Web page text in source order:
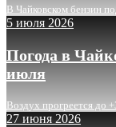
В Чайковском бензин
5 июля 2026
Погода в
июля
Воздух прогреется до
27 июня 2026